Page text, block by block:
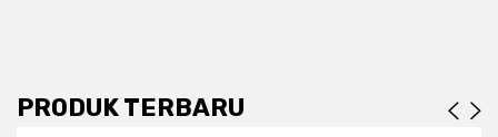
PRODUK TERBARU